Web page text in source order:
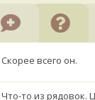
Скорее всего он.
Что-то из рядовок.